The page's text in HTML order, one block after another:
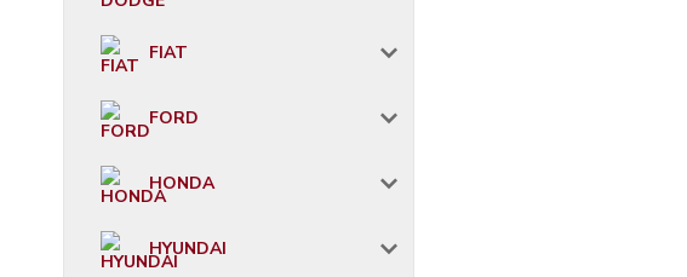
FIAT
FORD
HONDA
HYUNDAI